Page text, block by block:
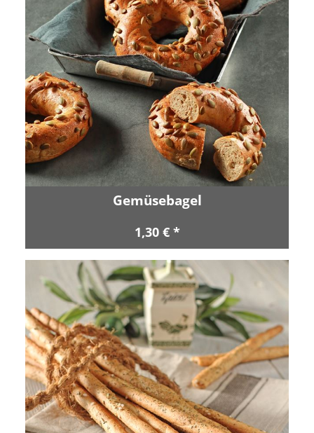
Gemüsebagel
1,30 € *